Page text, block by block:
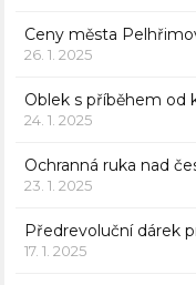
Ceny města
26. 1. 2025
Oblek s příběhem od
24. 1. 2025
Ochranná ruka nad
23. 1. 2025
Předrevoluční dárek
17. 1. 2025